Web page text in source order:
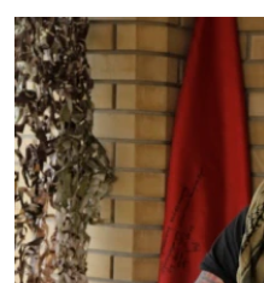
до
пошуку
ІНТЕРВ'Ю
ВСЕ ЗА ДЕНЬ
СПЕЦПРОЕКТИ
ДЕПОРТАЦІЯ
ВІДЕОУРОКИ «ELIFBE»
СВІДЧЕННЯ ОКУПАЦІЇ
ЯК ОБІЙТИ БЛОКУВАННЯ
Русский
Qırımtatar